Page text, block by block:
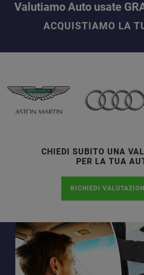
Valutiamo Auto usate
ACQUISTIAMO LA
CHIEDI SUBITO UNA
PER LA TUA
RICHIEDI